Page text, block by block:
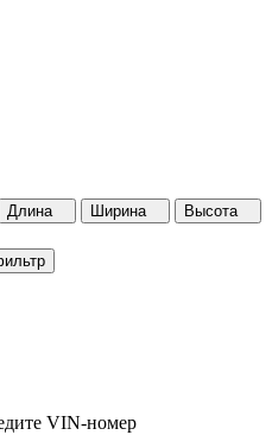
Длина Ширина
Высота
VIN-номер